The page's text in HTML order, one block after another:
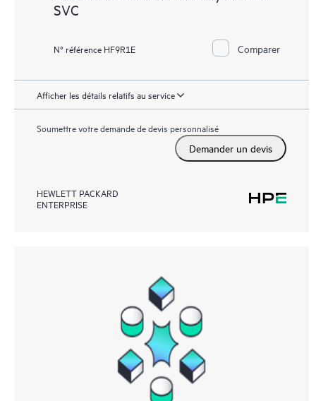
SVC
N° référence HF9R1E Comparer
Afficher les détails relatifs au service
Soumettre votre demande de devis personnalisé
Demander un devis
HEWLETT PACKARD
ENTERPRISE